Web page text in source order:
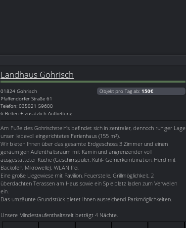
Landhaus Gohrisch
01824 Gohrisch
Pfaffendorfer Straße 61
Telefon: 035021 59600
6 Betten + zusätzlich Aufbettung
Objekt pro Tag ab: 150€
Am Fuße des Gohrischstein's befindet sich in zentraler, dennoch ruhiger Lage
unser liebevoll eingerichtetes Ferienhaus (155 m²).
Wir bieten Ihnen über das gesamte Erdgeschoss 3 Zimmer und einen
geräumigen Aufenthaltsraum mit Kamin und angrenzender voll
ausgestatteter Küche (Geschirrspüler, Kühl- Gefrierkombination, Herd mit
Backofen, Mikrowelle). WLAN frei.
Eine große Liegewiese mit Pavilion, Feuerstelle, Grillmöglichkeit, 2
überdachten Terassen am Haus sowie ein Spielplatz laden zum Verweilen
ein.
Das umzäunte Grundstück bietet Ihnen ausreichend Parkmöglichkeiten.
Unsere Mindestaufenthaltszeit beträgt 4 Nächte.